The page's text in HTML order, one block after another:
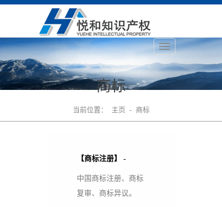
商标
当前位置： 主页 - 商标
【商标注册】 -
中国商标注册、商标
复审、商标异议。